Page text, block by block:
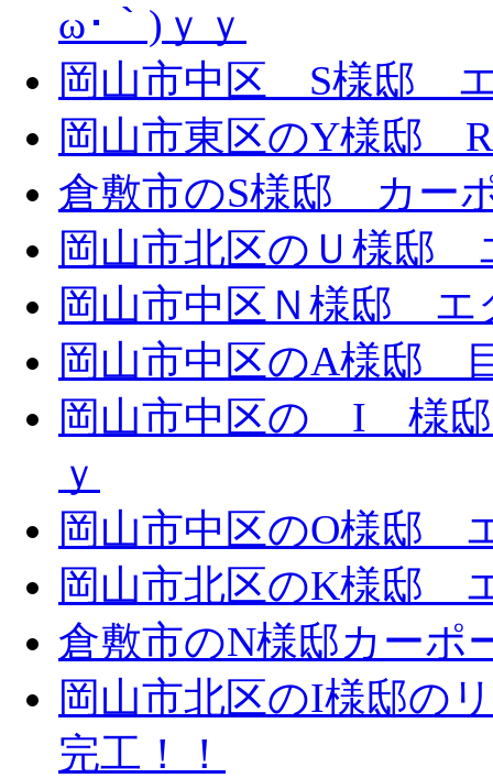
ω･｀)ｙｙ
岡山市中区 S様邸 エ
岡山市東区のY様邸
倉敷市のS様邸 カー
岡山市北区のＵ様邸
岡山市中区Ｎ様邸 エ
岡山市中区のA様邸
岡山市中区の I 様
ｙ
岡山市中区のO様邸
岡山市北区のK様邸
倉敷市のN様邸カーポ
岡山市北区のI様邸の
完工！！